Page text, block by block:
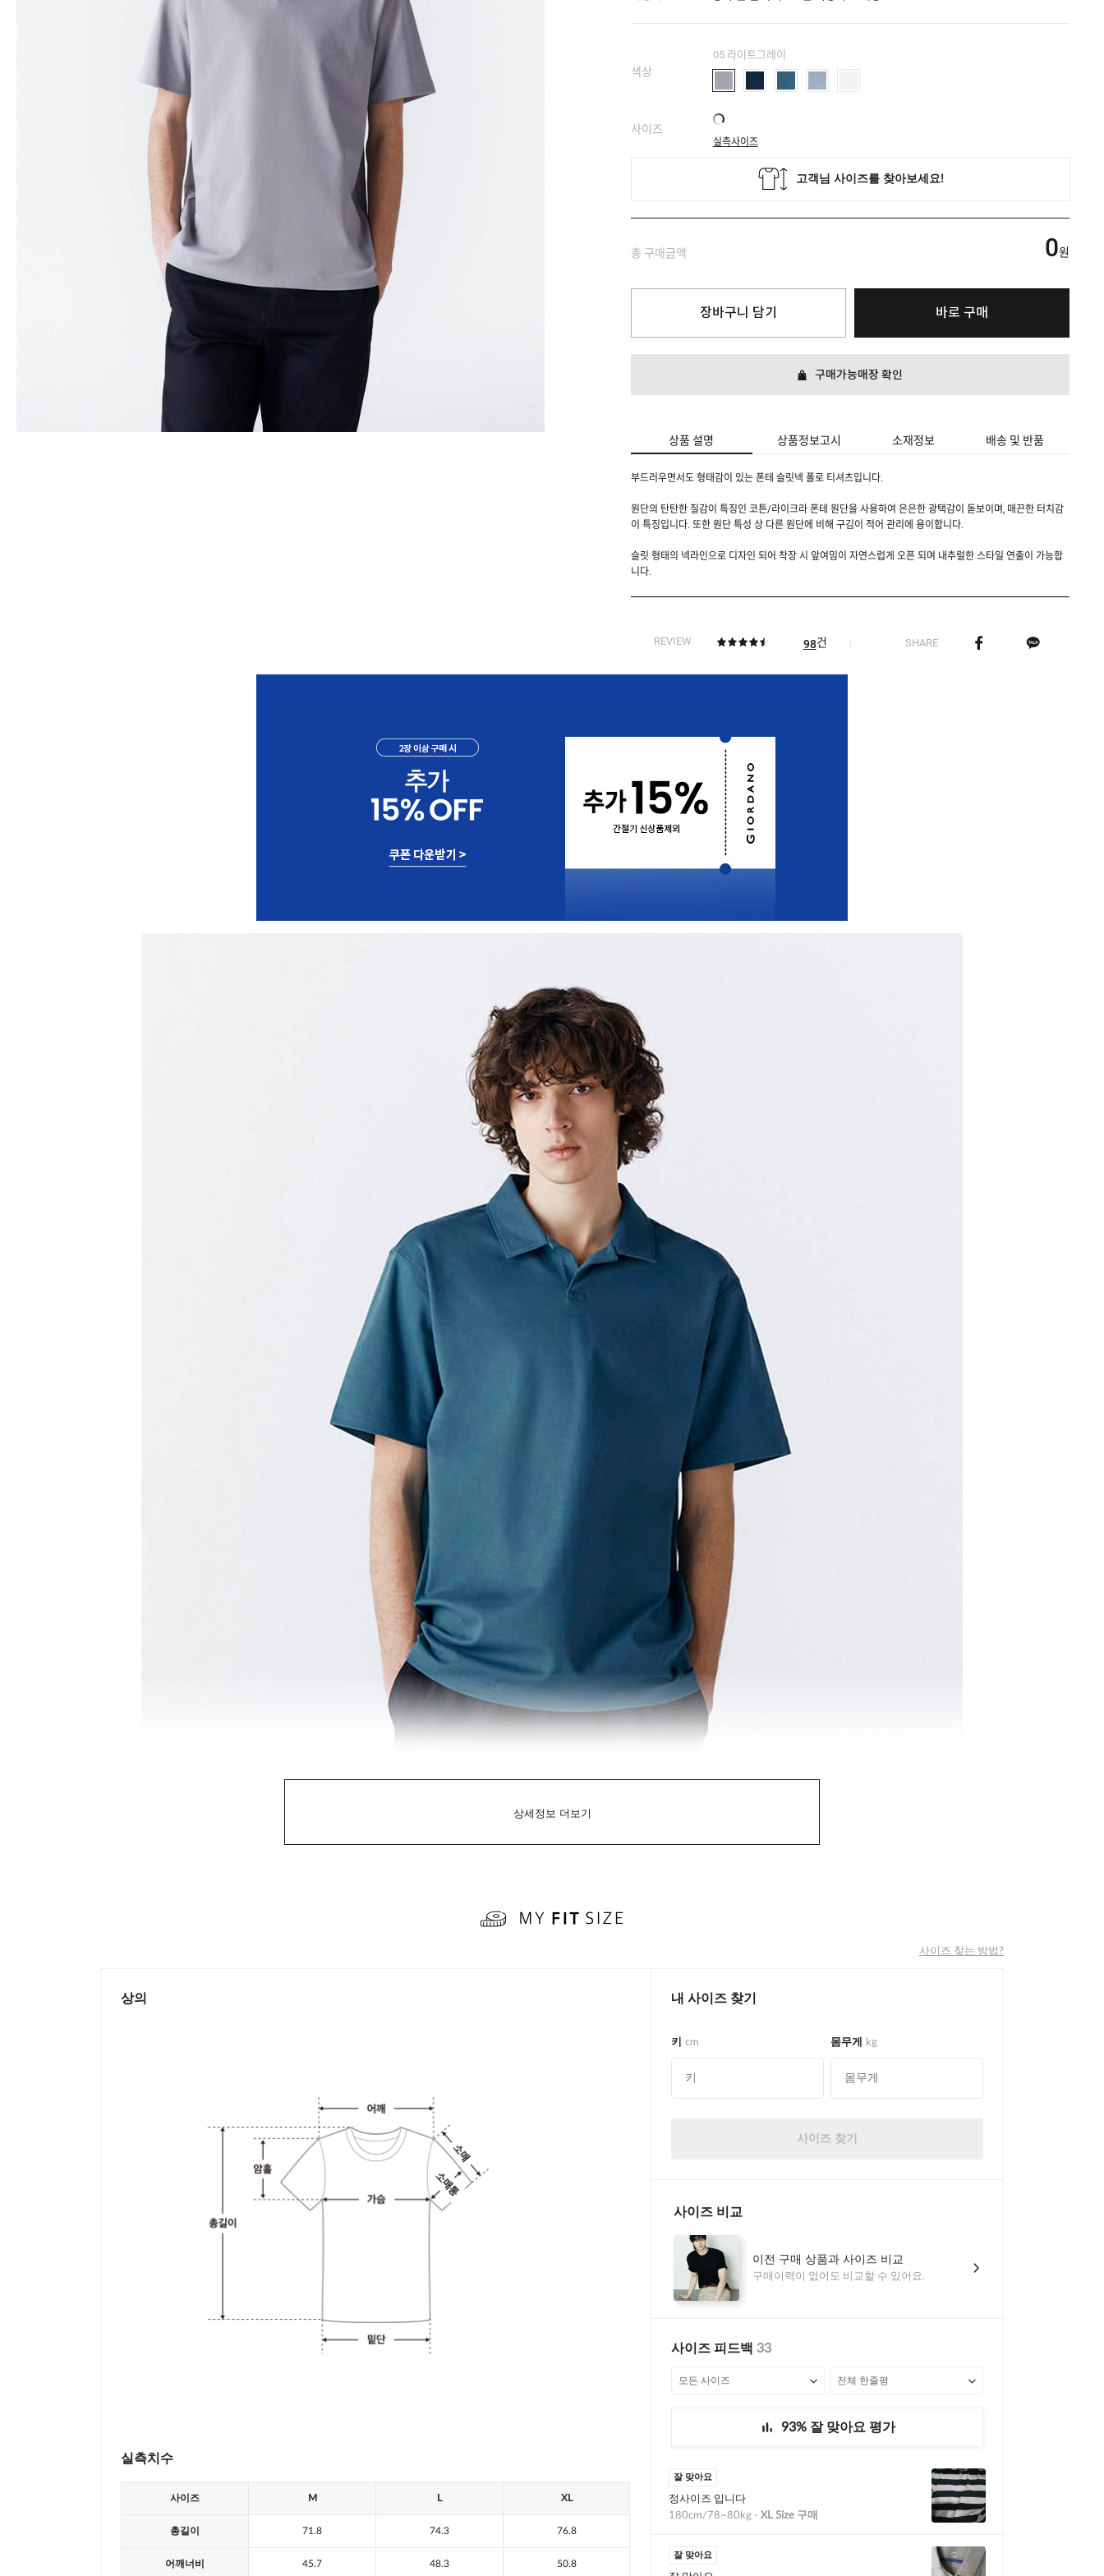
색상
05 라이트그레이
사이즈
실측사이즈
총 구매금액 0원
장바구니 담기 바로 구매
구매가능매장 확인
상품 설명 상품정보고시 소재정보 배송 및 반품
부드러우면서도 형태감이 있는 폰테 슬릿넥 폴로 티셔츠입니다.
원단의 탄탄한 질감이 특징인 코튼/라이크라 폰테 원단을 사용하여 은은한 광택감이 돋보이며, 매끈한 터치감
이 특징입니다. 또한 원단 특성 상 다른 원단에 비해 구김이 적어 관리에 용이합니다.
슬릿 형태의 넥라인으로 디자인 되어 착장 시 앞여밈이 자연스럽게 오픈 되며 내추럴한 스타일 연출이 가능합
니다.
REVIEW 98건 SHARE
상세정보 더보기